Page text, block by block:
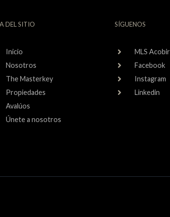
DEL SITIO
Inicio
Nosotros
The Masterkey
Propiedades
Avalúos
Únete a nosotros
SÍGUENOS
MLS Acobir
Facebook
Instagram
Linkedin